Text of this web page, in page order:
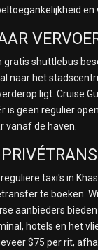
en
gratis shuttlebus
naar het
ligt. Cruise
is geen regulier
vanaf de haven.
taxi's in
te boeken.
aanbieders
hotels en het
$75 per rit,